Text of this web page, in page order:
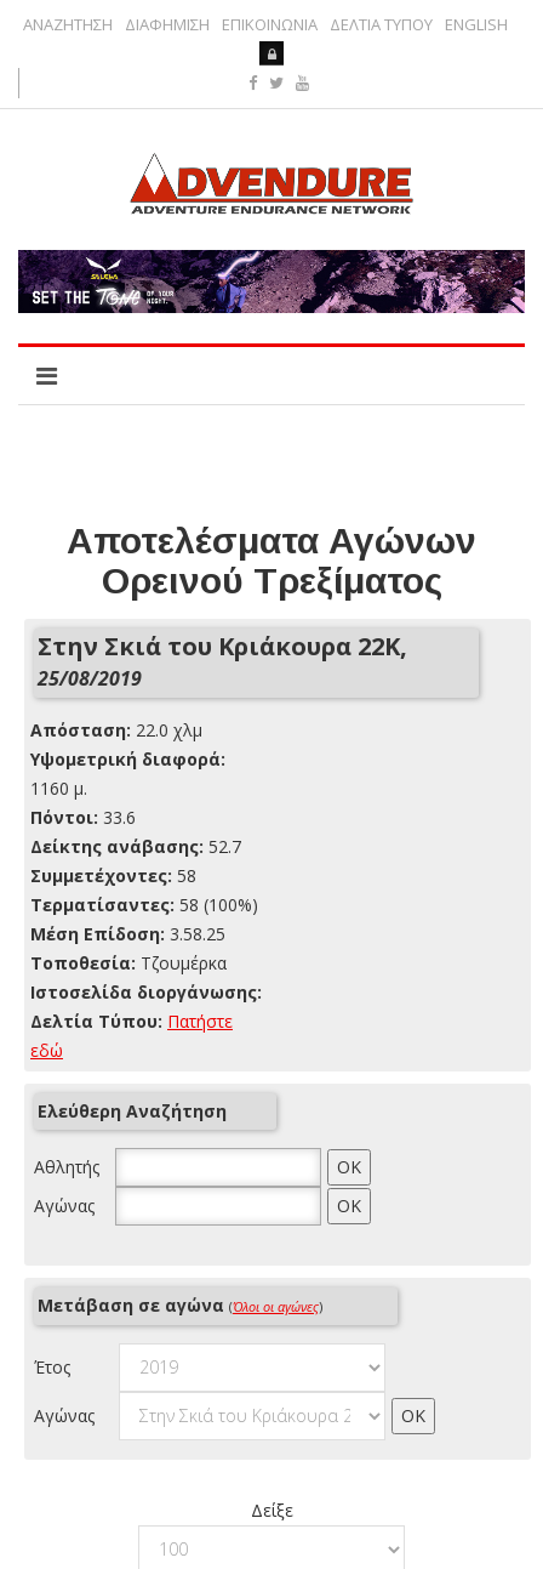
ΑΝΑΖΗΤΗΣΗ ΔΙΑΦΗΜΙΣΗ ΕΠΙΚΟΙΝΩΝΙΑ ΔΕΛΤΙΑ ΤΥΠΟΥ ENGLISH
Αποτελέσματα Αγώνων
Ορεινού Τρεξίματος
Στην Σκιά του Κριάκουρα 22K,
25/08/2019
Απόσταση: 22.0 χλμ
Yψομετρική διαφορά:
1160 μ.
Πόντοι: 33.6
Δείκτης ανάβασης: 52.7
Συμμετέχοντες: 58
Τερματίσαντες: 58 (100%)
Μέση Επίδοση: 3.58.25
Τοποθεσία: Τζουμέρκα
Ιστοσελίδα διοργάνωσης:
Δελτία Τύπου: Πατήστε
εδώ
Ελεύθερη Αναζήτηση
Αθλητής
Αγώνας
Μετάβαση σε αγώνα (Όλοι οι αγώνες)
Έτος
Αγώνας
Δείξε